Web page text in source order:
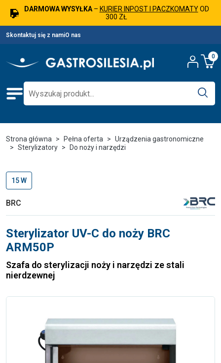
DARMOWA WYSYŁKA– KURIER INPOST I PACZKOMATYOD
300 ZŁ
Skontaktuj się z namiO nas
0
Strona główna Pełna oferta
Urządzenia gastronomiczne
Sterylizatory
Do noży i narzędzi
15 W
BRC
Sterylizator UV-C do noży BRC
ARM50P
Szafa do sterylizacji noży i narzędzi ze stali
nierdzewnej